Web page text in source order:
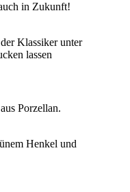
in Zukunft!
Porzellan.